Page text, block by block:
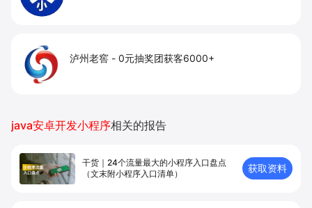
泸州老窖 - 0元抽奖团获客6000+
java安卓开发小程序相关的报告
干货｜24个流量最大的小程序入口盘点
（文末附小程序入口清单）
获取资料